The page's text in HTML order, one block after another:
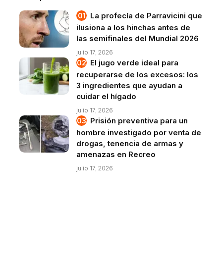
La profecía de Parravicini que
ilusiona a los hinchas antes de
las semifinales del Mundial 2026
julio 17, 2026
El jugo verde ideal para
recuperarse de los excesos: los
3 ingredientes que ayudan a
cuidar el hígado
julio 17, 2026
Prisión preventiva para un
hombre investigado por venta de
drogas, tenencia de armas y
amenazas en Recreo
julio 17, 2026